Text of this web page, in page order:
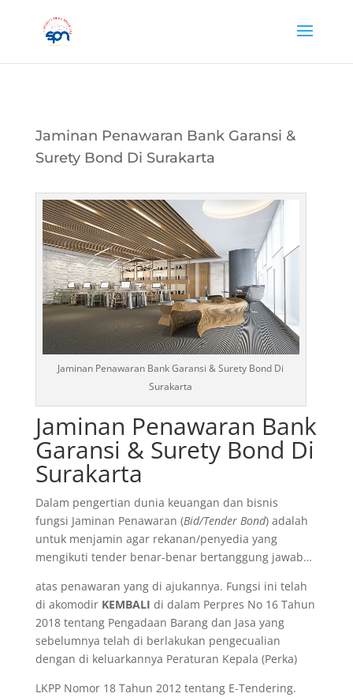
Jaminan Penawaran Bank Garansi &
Surety Bond Di Surakarta
Jaminan Penawaran Bank Garansi & Surety Bond Di
Surakarta
Jaminan Penawaran Bank
Garansi & Surety Bond Di
Surakarta
Dalam pengertian dunia keuangan dan bisnis
fungsi Jaminan Penawaran (Bid/Tender Bond) adalah
untuk menjamin agar rekanan/penyedia yang
mengikuti tender benar-benar bertanggung jawab…
atas penawaran yang di ajukannya. Fungsi ini telah
di akomodir KEMBALI di dalam Perpres No 16 Tahun
2018 tentang Pengadaan Barang dan Jasa yang
sebelumnya telah di berlakukan pengecualian
dengan di keluarkannya Peraturan Kepala (Perka)
LKPP Nomor 18 Tahun 2012 tentang E-Tendering.